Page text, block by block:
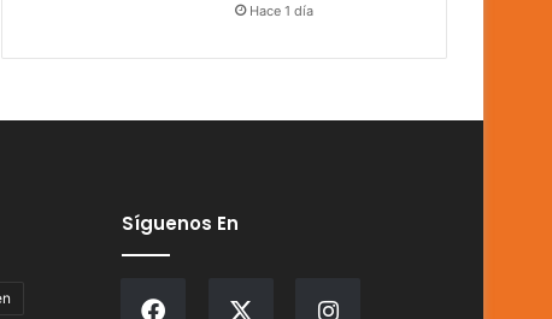
Hace 1 día
Síguenos En